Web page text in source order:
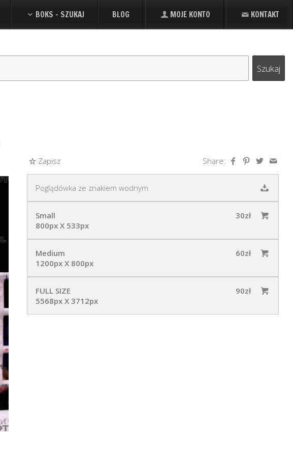
BOKS - SZUKAJ BLOG MOJE KONTO KONTAKT
Zapisz Share:
Poglądówka ze znakiem wodnym
Small
800px X 533px
30zł
Medium
1200px X 800px
60zł
FULL SIZE
5568px X 3712px
90zł